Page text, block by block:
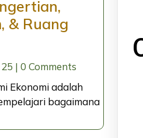
& Ruang
| 0 Comments
Ekonomi adalah
bagaimana